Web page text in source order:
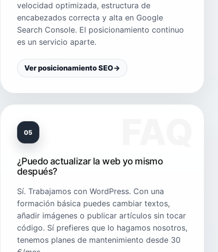
velocidad optimizada, estructura de
encabezados correcta y alta en Google
Search Console. El posicionamiento continuo
es un servicio aparte.
Ver posicionamiento SEO→
05
¿Puedo actualizar la web yo mismo
después?
Sí. Trabajamos con WordPress. Con una
formación básica puedes cambiar textos,
añadir imágenes o publicar artículos sin tocar
código. Sí prefieres que lo hagamos nosotros,
tenemos planes de mantenimiento desde 30